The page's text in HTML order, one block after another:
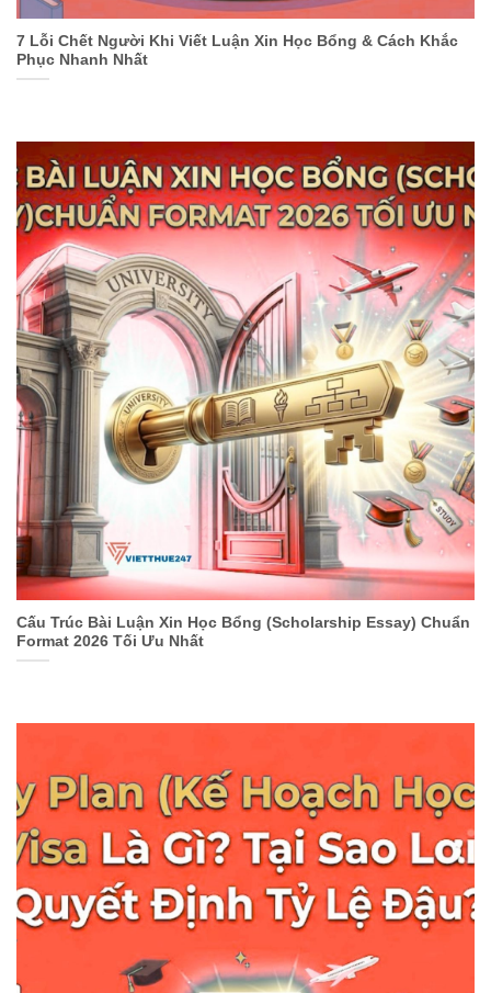
7 Lỗi Chết Người Khi Viết Luận Xin Học Bổng & Cách Khắc
Phục Nhanh Nhất
Cấu Trúc Bài Luận Xin Học Bổng (Scholarship Essay) Chuẩn
Format 2026 Tối Ưu Nhất